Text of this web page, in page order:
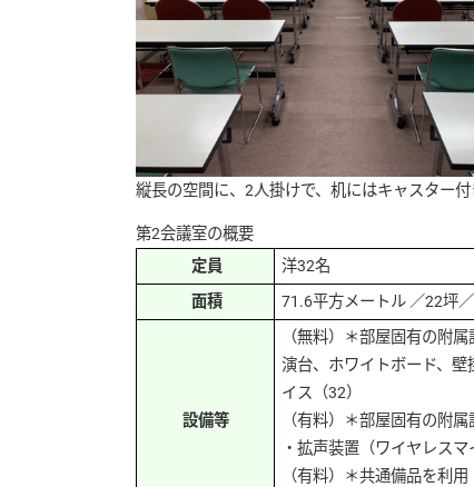
縦長の空間に、2人掛けで、机にはキャスター
第2会議室の概要
定員
洋32名
面積
71.6平方メートル ／22坪
設備等
（無料）＊部屋固有の附属
演台、ホワイトボード、壁
イス（32）
（有料）＊部屋固有の附属
・拡声装置（ワイヤレス
（有料）＊共通備品を利用